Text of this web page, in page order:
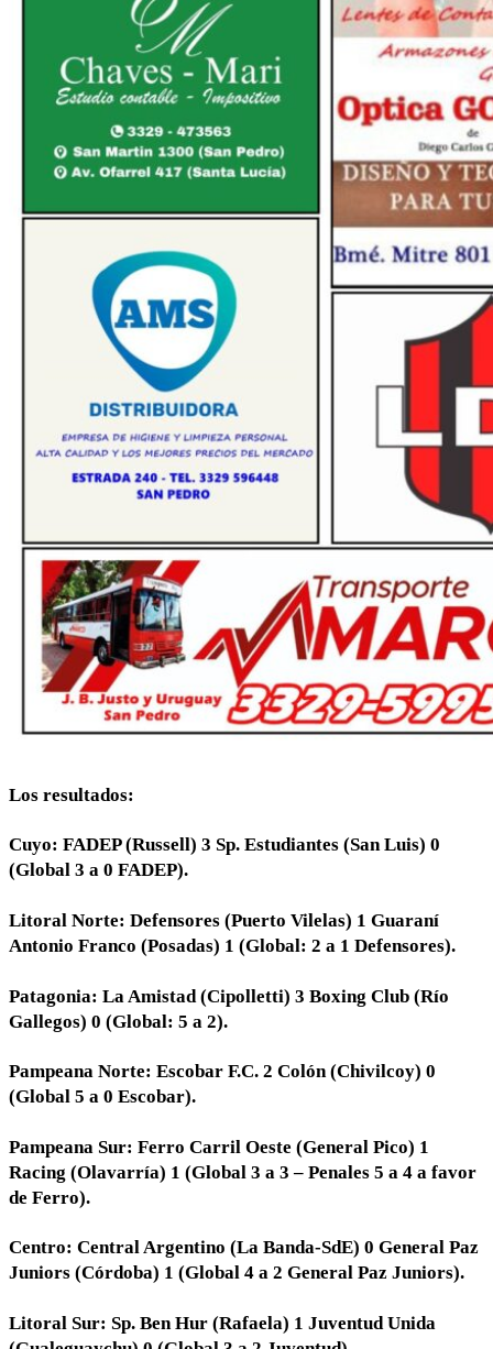
Los resultados:
Cuyo: FADEP (Russell) 3 Sp. Estudiantes (San Luis) 0
(Global 3 a 0 FADEP).
Litoral Norte: Defensores (Puerto Vilelas) 1 Guaraní
Antonio Franco (Posadas) 1 (Global: 2 a 1 Defensores).
Patagonia: La Amistad (Cipolletti) 3 Boxing Club (Río
Gallegos) 0 (Global: 5 a 2).
Pampeana Norte: Escobar F.C. 2 Colón (Chivilcoy) 0
(Global 5 a 0 Escobar).
Pampeana Sur: Ferro Carril Oeste (General Pico) 1
Racing (Olavarría) 1 (Global 3 a 3 – Penales 5 a 4 a favor
de Ferro).
Centro: Central Argentino (La Banda-SdE) 0 General Paz
Juniors (Córdoba) 1 (Global 4 a 2 General Paz Juniors).
Litoral Sur: Sp. Ben Hur (Rafaela) 1 Juventud Unida